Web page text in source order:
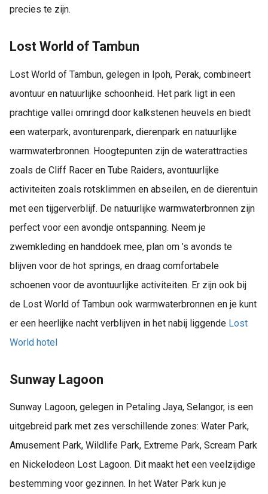
precies te zijn.
Lost World of Tambun
Lost World of Tambun, gelegen in Ipoh, Perak, combineert
avontuur en natuurlijke schoonheid. Het park ligt in een
prachtige vallei omringd door kalkstenen heuvels en biedt
een waterpark, avonturenpark, dierenpark en natuurlijke
warmwaterbronnen. Hoogtepunten zijn de waterattracties
zoals de Cliff Racer en Tube Raiders, avontuurlijke
activiteiten zoals rotsklimmen en abseilen, en de dierentuin
met een tijgerverblijf. De natuurlijke warmwaterbronnen zijn
perfect voor een avondje ontspanning. Neem je
zwemkleding en handdoek mee, plan om ’s avonds te
blijven voor de hot springs, en draag comfortabele
schoenen voor de avontuurlijke activiteiten. Er zijn ook bij
de Lost World of Tambun ook warmwaterbronnen en je kunt
er een heerlijke nacht verblijven in het nabij liggende Lost
World hotel
Sunway Lagoon
Sunway Lagoon, gelegen in Petaling Jaya, Selangor, is een
uitgebreid park met zes verschillende zones: Water Park,
Amusement Park, Wildlife Park, Extreme Park, Scream Park
en Nickelodeon Lost Lagoon. Dit maakt het een veelzijdige
bestemming voor gezinnen. In het Water Park kun je